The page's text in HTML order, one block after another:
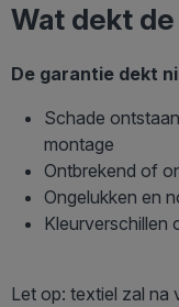
Wat dekt
De garantie dekt
Schade
montage
Ontbrekend of
Ongelukken en
Kleurverschillen
Let op: textiel zal na